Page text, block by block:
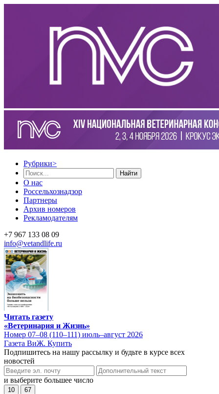
Рубрики>
Найти
О нас
Россельхознадзор
Партнеры
Архив номеров
Рекламодателям
+7 967 133 08 09
info@vetandlife.ru
Читать газету
«Ветеринария и Жизнь»
Номер 07–08 (110–111) июль–август 2026
Газета ВиЖ. Купить
Подпишитесь на нашу рассылку и будьте в курсе всех
новостей
и выберите большее число
10 67